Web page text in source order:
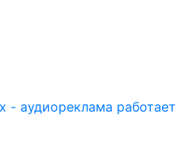
- аудиореклама работает